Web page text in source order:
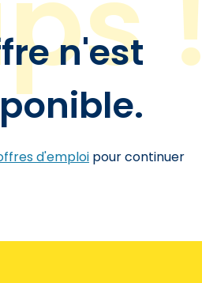
n'est
d'emploi pour continuer